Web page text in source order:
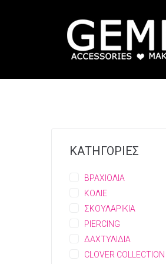
ΚΑΤΗΓΟΡΙΕΣ
ΒΡΑΧΙΟΛΙΑ
ΚΟΛΙΕ
ΣΚΟΥΛΑΡΙΚΙΑ
PIERCING
ΔΑΧΤΥΛΙΔΙΑ
CLOVER COLLECTION